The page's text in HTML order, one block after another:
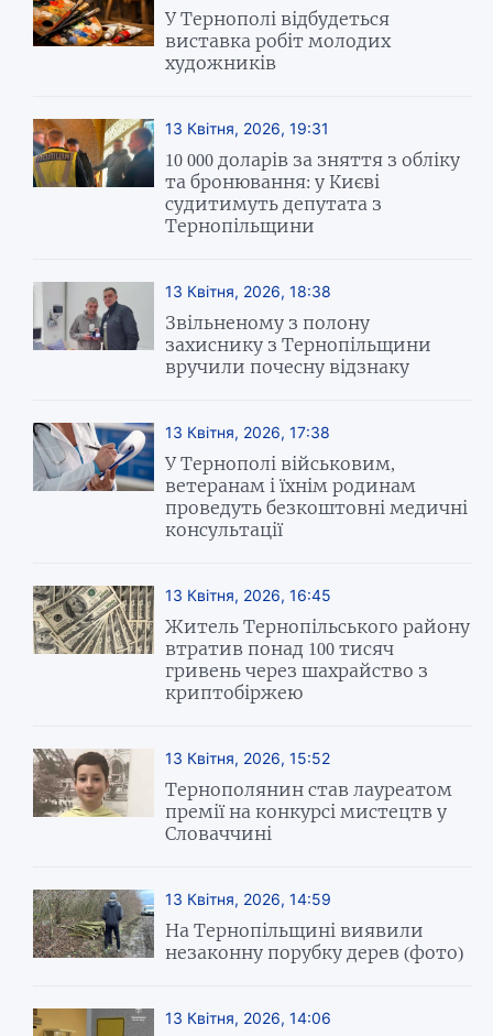
У Тернополі відбудеться
виставка робіт молодих
художників
13 Квітня, 2026, 19:31
10 000 доларів за зняття з обліку
та бронювання: у Києві
судитимуть депутата з
Тернопільщини
13 Квітня, 2026, 18:38
Звільненому з полону
захиснику з Тернопільщини
вручили почесну відзнаку
13 Квітня, 2026, 17:38
У Тернополі військовим,
ветеранам і їхнім родинам
проведуть безкоштовні медичні
консультації
13 Квітня, 2026, 16:45
Житель Тернопільського району
втратив понад 100 тисяч
гривень через шахрайство з
криптобіржею
13 Квітня, 2026, 15:52
Тернополянин став лауреатом
премії на конкурсі мистецтв у
Словаччині
13 Квітня, 2026, 14:59
На Тернопільщині виявили
незаконну порубку дерев (фото)
13 Квітня, 2026, 14:06